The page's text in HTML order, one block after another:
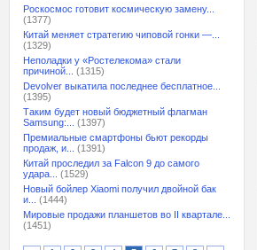
Роскосмос готовит космическую замену...
(1377)
Китай меняет стратегию чиповой гонки —...
(1329)
Неполадки у «Ростелекома» стали
причиной...
(1315)
Devolver выкатила последнее бесплатное...
(1395)
Таким будет новый бюджетный флагман
Samsung:...
(1397)
Премиальные смартфоны бьют рекорды
продаж, и...
(1391)
Китай проследил за Falcon 9 до самого
удара...
(1529)
Новый бойлер Xiaomi получил двойной бак
и...
(1444)
Мировые продажи планшетов во II квартале...
(1451)